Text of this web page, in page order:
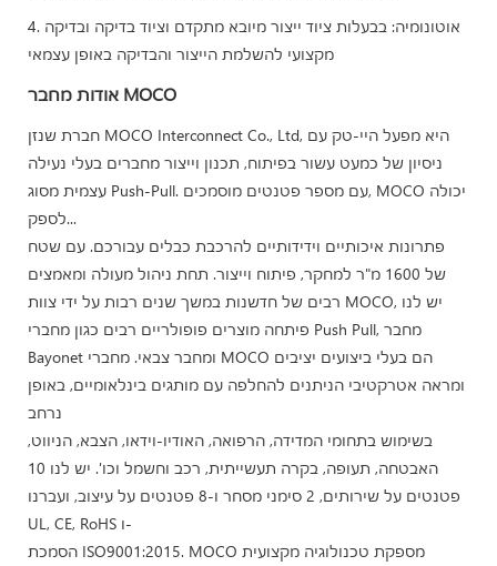
4. אוטונומיה: בבעלות ציוד ייצור מיובא מתקדם וציוד בדיקה ובדיקה
מקצועי להשלמת הייצור והבדיקה באופן עצמאי
אודות מחבר MOCO
חברת שנזן MOCO Interconnect Co., Ltd, היא מפעל היי-טק עם
ניסיון של כמעט עשור בפיתוח, תכנון וייצור מחברים בעלי נעילה
עצמית מסוג Push-Pull. עם מספר פטנטים מוסמכים, MOCO יכולה
לספק...
פתרונות איכותיים וידידותיים להרכבת כבלים עבורכם. עם שטח
של 1600 מ"ר למחקר, פיתוח וייצור. תחת ניהול מעולה ומאמצים
רבים של חדשנות במשך שנים רבות על ידי צוות MOCO, יש לנו
פיתחה מוצרים פופולריים רבים כגון מחברי Push Pull, מחבר
Bayonet ומחבר צבאי. מחברי MOCO הם בעלי ביצועים יציבים
ומראה אטרקטיבי הניתנים להחלפה עם מותגים בינלאומיים, באופן
נרחב
בשימוש בתחומי המדידה, הרפואה, האודיו-וידאו, הצבא, הניווט,
האבטחה, תעופה, בקרה תעשייתית, רכב וחשמל וכו'. יש לנו 10
פטנטים על שירותים, 2 סימני מסחר ו-8 פטנטים על עיצוב, ועברנו
UL, CE, RoHS ו-
הסמכת ISO9001:2015. MOCO מספקת טכנולוגיה מקצועית